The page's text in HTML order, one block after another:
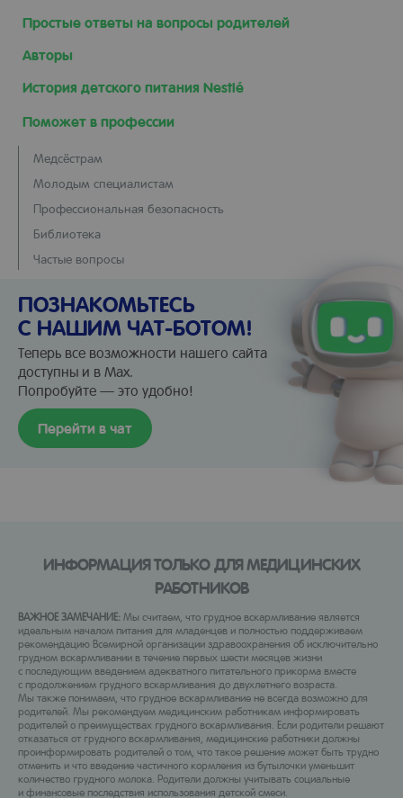
Простые ответы на вопросы родителей
Авторы
История детского питания Nestlé
Поможет в профессии
Медсёстрам
Молодым специалистам
Профессиональная безопасность
Библиотека
Частые вопросы
ПОЗНАКОМЬТЕСЬ
С НАШИМ ЧАТ-БОТОМ!
Теперь все возможности нашего сайта
доступны и в Max.
Попробуйте — это удобно!
Перейти в чат
ИНФОРМАЦИЯ ТОЛЬКО ДЛЯ МЕДИЦИНСКИХ
РАБОТНИКОВ
ВАЖНОЕ ЗАМЕЧАНИЕ:Мы считаем, что грудное вскармливание является
идеальным началом питания для младенцев и полностью поддерживаем
рекомендацию Всемирной организации здравоохранения об исключительно
грудном вскармливании в течение первых шести месяцев жизни
с последующим введением адекватного питательного прикорма вместе
с продолжением грудного вскармливания до двухлетнего возраста.
Мы также понимаем, что грудное вскармливание не всегда возможно для
родителей. Мы рекомендуем медицинским работникам информировать
родителей о преимуществах грудного вскармливания. Если родители решают
отказаться от грудного вскармливания, медицинские работники должны
проинформировать родителей о том, что такое решение может быть трудно
отменить и что введение частичного кормления из бутылочки уменьшит
количество грудного молока. Родители должны учитывать социальные
и финансовые последствия использования детской смеси.